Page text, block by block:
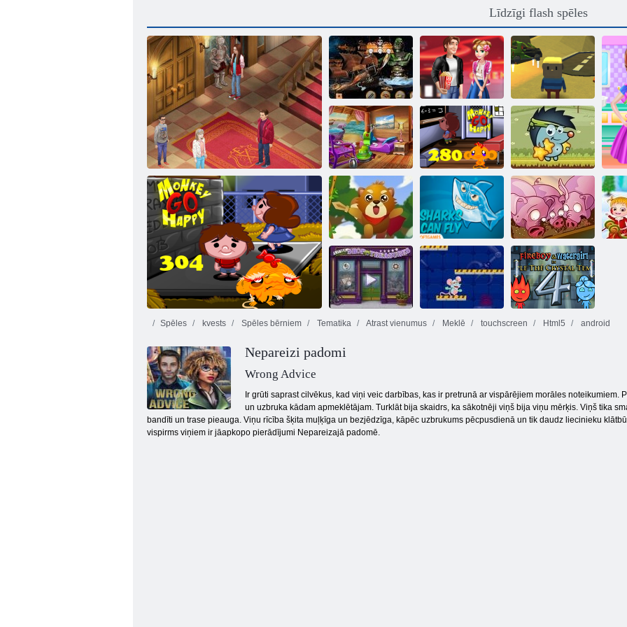
Līdzīgi flash spēles
Evermoor The likteņa Thread
Hidden Objekti
Pirate Treasure
Valentīndienas
kino
Kogama lieta
Ghost House
Pludmales māju
tīrīšana
Monkey Go
Happy posms
280
Monkey Go Happy posms 304
Sboschik āboli
Vāvere Hero Flying Shark Run, cūku, Run
Spēles kvests Spēles bērniem Tematika Atrast vienumus Meklē touchscreen Html5 android
Nepareizi padomi
Wrong Advice
Ir grūti saprast cilvēkus, kad viņi veic darbības, kas ir pretrunā ar vispārējiem morāles
un uzbruka kādam apmeklētājam. Turklāt bija skaidrs, ka sākotnēji viņš bija viņu mērķis. Viņš tika
bandīti un trase pieauga. Viņu rīcība šķita muļķīga un bezjēdzīga, kāpēc uzbrukums pēcpusdienā un tik daudz liecinieku
vispirms viņiem ir jāapkopo pierādījumi Nepareizajā padomē.